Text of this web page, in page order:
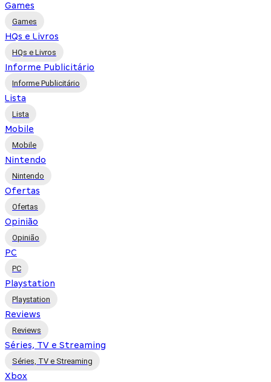
Games
Games
HQs e Livros
HQs e Livros
Informe Publicitário
Informe Publicitário
Lista
Lista
Mobile
Mobile
Nintendo
Nintendo
Ofertas
Ofertas
Opinião
Opinião
PC
PC
Playstation
Playstation
Reviews
Reviews
Séries, TV e Streaming
Séries, TV e Streaming
Xbox